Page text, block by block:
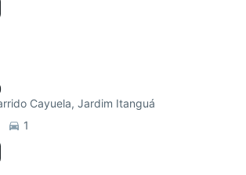
Cayuela, Jardim Itanguá
1